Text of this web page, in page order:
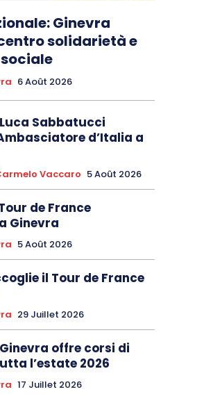
Ginevra
solidarietà e
6 Août 2026
Luca Sabbatucci
d’Italia a
Vaccaro 5 Août 2026
de France
Ginevra
5 Août 2026
il Tour de France
29 Juillet 2026
offre corsi di
l’estate 2026
17 Juillet 2026